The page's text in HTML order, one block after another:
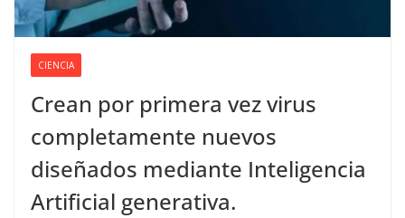
CIENCIA
Crean por primera vez virus
completamente nuevos
diseñados mediante Inteligencia
Artificial generativa.